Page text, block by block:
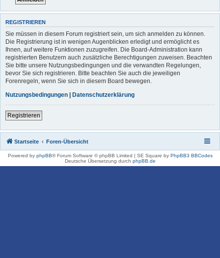
REGISTRIEREN
Sie müssen in diesem Forum registriert sein, um sich anmelden zu können.
Die Registrierung ist in wenigen Augenblicken erledigt und ermöglicht es
Ihnen, auf weitere Funktionen zuzugreifen. Die Board-Administration kann
registrierten Benutzern auch zusätzliche Berechtigungen zuweisen. Beachten
Sie bitte unsere Nutzungsbedingungen und die verwandten Regelungen,
bevor Sie sich registrieren. Bitte beachten Sie auch die jeweiligen
Forenregeln, wenn Sie sich in diesem Board bewegen.
Nutzungsbedingungen | Datenschutzerklärung
Registrieren
Startseite Foren-Übersicht
Powered by phpBB® Forum Software © phpBB Limited | SE Square by PhpBB3 BBCodes
Deutsche Übersetzung durch phpBB.de